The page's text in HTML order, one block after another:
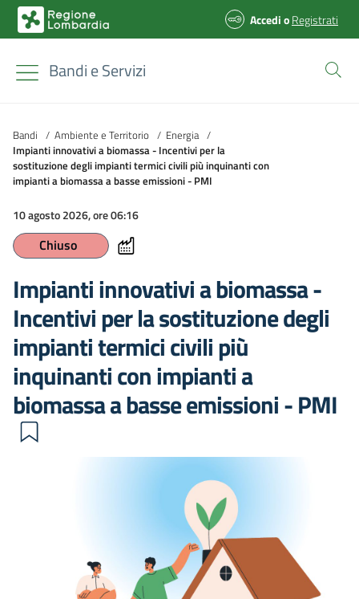
AccedioRegistrati
Bandi e Servizi
Bandi / Ambiente e Territorio / Energia /
Impianti innovativi a biomassa - Incentivi per la
sostituzione degli impianti termici civili più inquinanti con
impianti a biomassa a basse emissioni - PMI
10 agosto 2026, ore 06:16
Chiuso
Impianti innovativi a biomassa -
Incentivi per la sostituzione degli
impianti termici civili più
inquinanti con impianti a
biomassa a basse emissioni - PMI